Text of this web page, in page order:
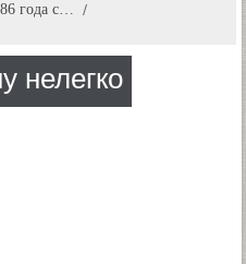
года с…
нелегко